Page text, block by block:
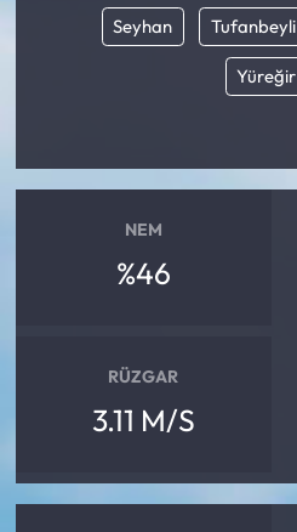
Seyhan Tufanbeyli
Yüreğir
NEM
%46
RÜZGAR
3.11 M/S
Oğuzlar Haberleri
Osmancık Haberleri
Resmi Reklam
Sağlık